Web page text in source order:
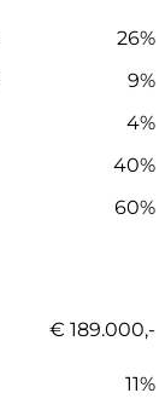
26%
9%
4%
40%
60%
€ 189.000,-
11%